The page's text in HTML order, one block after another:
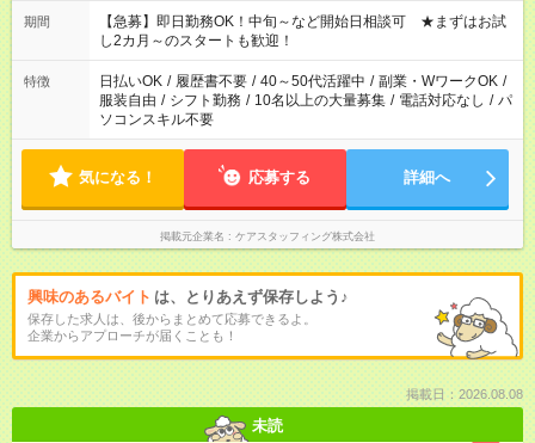
期間
【急募】即日勤務OK！中旬～など開始日相談可 ★まずはお試
し2カ月～のスタートも歓迎！
特徴 日払いOK / 履歴書不要 / 40～50代活躍中 / 副業・WワークOK /
服装自由 / シフト勤務 / 10名以上の大量募集 / 電話対応なし / パ
ソコンスキル不要
気になる！ 応募する 詳細へ
掲載元企業名 ケアスタッフィング株式会社
興味のあるバイト は、とりあえず保存しよう♪
保存した求人は、後からまとめて応募できるよ。
企業からアプローチが届くことも！
掲載日：2026.08.08
未読